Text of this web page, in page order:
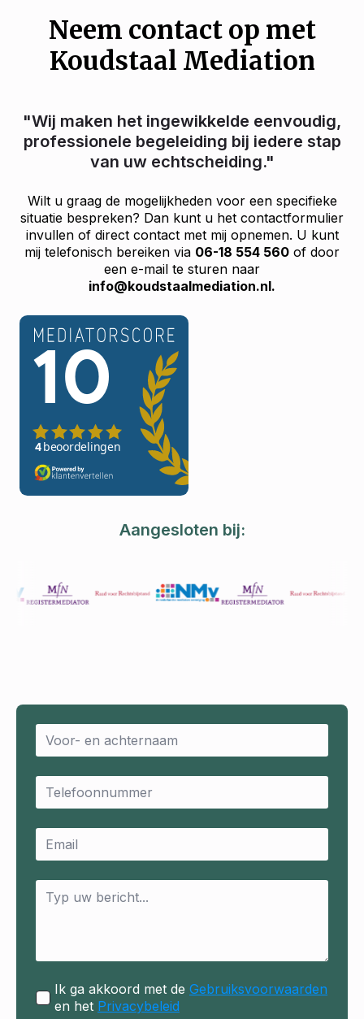
Neem contact op met
Koudstaal Mediation
"Wij maken het ingewikkelde eenvoudig,
professionele begeleiding bij iedere stap
van uw echtscheiding."
Wilt u graag de mogelijkheden voor een specifieke
situatie bespreken? Dan kunt u het contactformulier
invullen of direct contact met mij opnemen. U kunt
mij telefonisch bereiken via 06-18 554 560 of door
een e-mail te sturen naar
info@koudstaalmediation.nl.
Aangesloten bij:
Name
Email
Email
Message
Ik ga akkoord met de Gebruiksvoorwaarden
en het Privacybeleid